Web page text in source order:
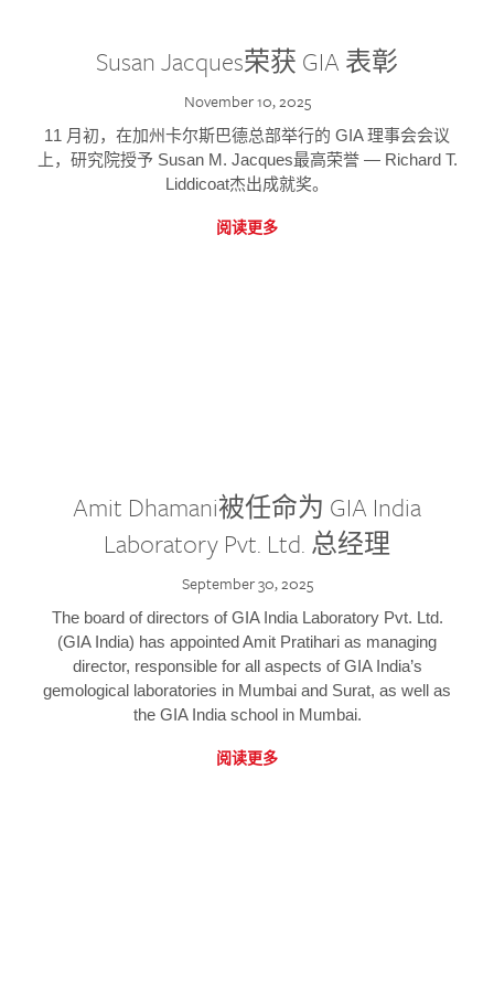
Susan Jacques荣获 GIA 表彰
November 10, 2025
11 月初，在加州卡尔斯巴德总部举行的 GIA 理事会会议
上，研究院授予 Susan M. Jacques最高荣誉 — Richard T.
Liddicoat杰出成就奖。
阅读更多
Amit Dhamani被任命为 GIA India
Laboratory Pvt. Ltd. 总经理
September 30, 2025
The board of directors of GIA India Laboratory Pvt. Ltd.
(GIA India) has appointed Amit Pratihari as managing
director, responsible for all aspects of GIA India’s
gemological laboratories in Mumbai and Surat, as well as
the GIA India school in Mumbai.
阅读更多